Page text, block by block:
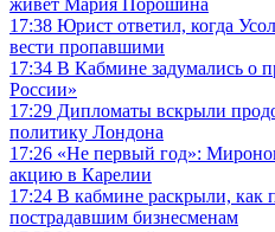
живет Мария Порошина
17:38 Юрист ответил, когда
вести пропавшими
17:34 В Кабмине задумались о
России»
17:29 Дипломаты вскрыли
политику Лондона
17:26 «Не первый год»:
акцию в Карелии
17:24 В кабмине раскрыли, как
пострадавшим бизнесменам